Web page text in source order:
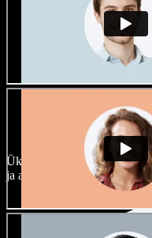
Lai valik
Ükski projekt ei pea kõlama
ja aktsentide hulgast ning